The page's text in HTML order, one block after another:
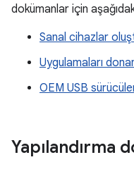
dokümanlar için
Sanal cihazlar
Uygulamaları
OEM USB
Yapılandırma